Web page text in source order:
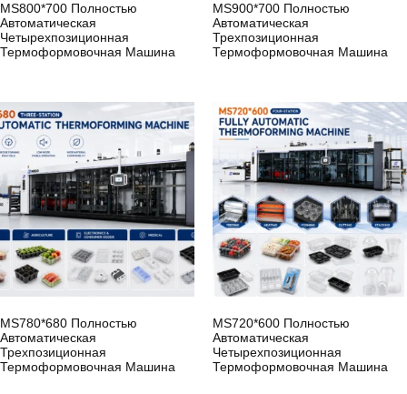
MS800*700 Полностью
Автоматическая
Четырехпозиционная
Термоформовочная Машина
MS900*700 Полностью
Автоматическая
Трехпозиционная
Термоформовочная Машина
MS780*680 Полностью
Автоматическая
Трехпозиционная
Термоформовочная Машина
MS720*600 Полностью
Автоматическая
Четырехпозиционная
Термоформовочная Машина